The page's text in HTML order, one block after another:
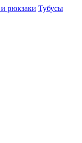
рюкзаки Тубусы